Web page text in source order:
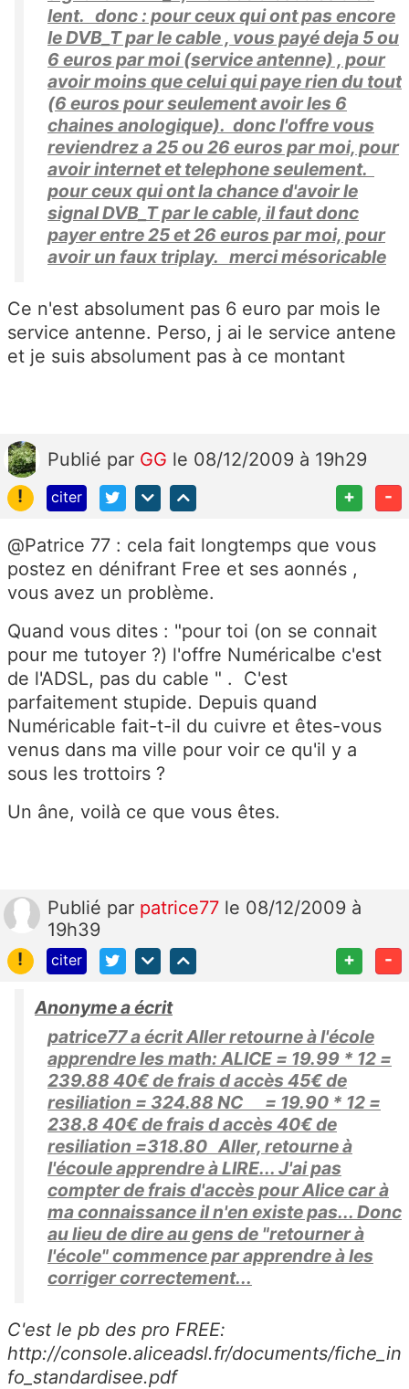
lent. donc : pour ceux qui ont pas encore
le DVB_T par le cable , vous payé deja 5 ou
6 euros par moi (service antenne) , pour
avoir moins que celui qui paye rien du tout
(6 euros pour seulement avoir les 6
chaines anologique). donc l'offre vous
reviendrez a 25 ou 26 euros par moi, pour
avoir internet et telephone seulement.
pour ceux qui ont la chance d'avoir le
signal DVB_T par le cable, il faut donc
payer entre 25 et 26 euros par moi, pour
avoir un faux triplay. merci mésoricable
Ce n'est absolument pas 6 euro par mois le
service antenne. Perso, j ai le service antene
et je suis absolument pas à ce montant
Publié par GG le 08/12/2009 à 19h29
!
citer + -
@Patrice 77 : cela fait longtemps que vous
postez en dénifrant Free et ses aonnés ,
vous avez un problème.
Quand vous dites : "pour toi (on se connait
pour me tutoyer ?) l'offre Numéricalbe c'est
de l'ADSL, pas du cable " . C'est
parfaitement stupide. Depuis quand
Numéricable fait-t-il du cuivre et êtes-vous
venus dans ma ville pour voir ce qu'il y a
sous les trottoirs ?
Un âne, voilà ce que vous êtes.
Publié par patrice77 le 08/12/2009 à
19h39
!
citer + -
Anonyme a écrit
patrice77 a écrit Aller retourne à l'école
apprendre les math: ALICE = 19.99 * 12 =
239.88 40€ de frais d accès 45€ de
resiliation = 324.88 NC = 19.90 * 12 =
238.8 40€ de frais d accès 40€ de
resiliation =318.80 Aller, retourne à
l'écoule apprendre à LIRE... J'ai pas
compter de frais d'accès pour Alice car à
ma connaissance il n'en existe pas... Donc
au lieu de dire au gens de "retourner à
l'école" commence par apprendre à les
corriger correctement...
C'est le pb des pro FREE:
http://console.aliceadsl.fr/documents/fiche_in
fo_standardisee.pdf